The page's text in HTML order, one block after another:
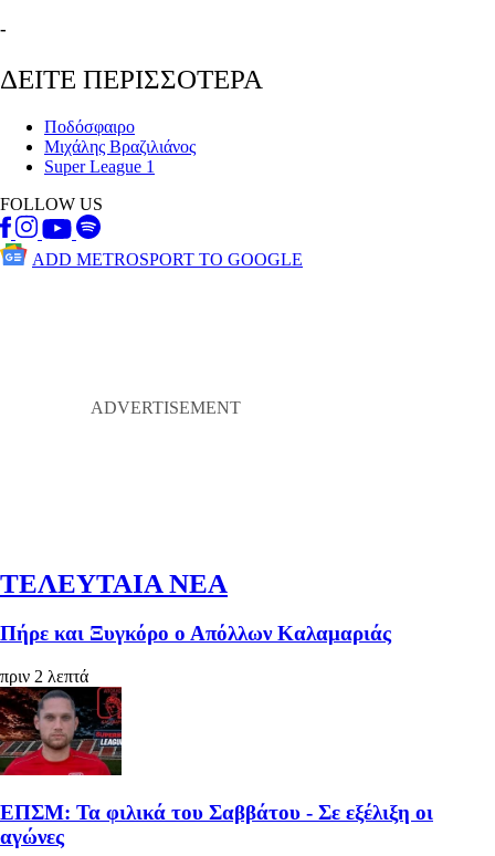
-
ΔΕΙΤΕ ΠΕΡΙΣΣΟΤΕΡΑ
Ποδόσφαιρο
Μιχάλης Βραζιλιάνος
Super League 1
FOLLOW US
ADD METROSPORT TO GOOGLE
ΤΕΛΕΥΤΑΙΑ ΝΕΑ
Πήρε και Ξυγκόρο ο Απόλλων Καλαμαριάς
πριν 2 λεπτά
ΕΠΣΜ: Τα φιλικά του Σαββάτου - Σε εξέλιξη οι
αγώνες